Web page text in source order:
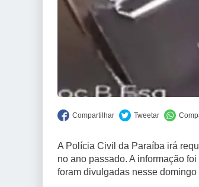
A Polícia Civil da Paraíba irá
no ano passado. A informação
foram divulgadas nesse domingo